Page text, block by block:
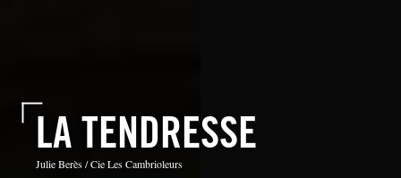
LA TENDRESSE
Julie Berès / Cie Les Cambrioleurs